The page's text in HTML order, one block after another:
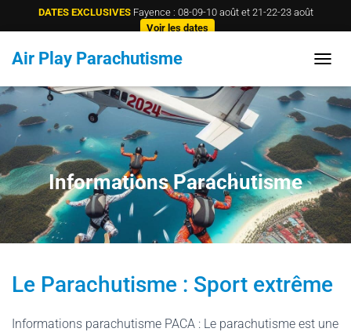
DATES EXCLUSIVES Fayence : 08-09-10 août et 21-22-23 août
Voir les dates
Air Play Parachutisme
Informations Parachutisme
Le Parachutisme : Sport extrême
Informations parachutisme PACA : Le parachutisme est une